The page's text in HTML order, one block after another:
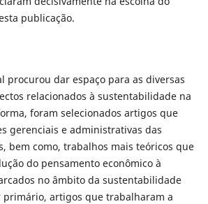
publicação.
procurou dar espaço para as diversas
relacionados à sustentabilidade na
foram selecionados artigos que
gerenciais e administrativas das
bem como, trabalhos mais teóricos que
do pensamento econômico à
no âmbito da sustentabilidade
primário, artigos que trabalharam a